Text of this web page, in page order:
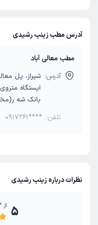
آدرس مطب زینب رشیدی
مطب معالی آباد
آدرس: شیراز، پل
ایستگاه
بانک شه
تلفن: 0917261****
نظرات درباره زینب رشیدی
5 از